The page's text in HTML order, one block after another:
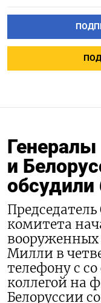
и
обсудили
комитета
Милли в
телефону с
коллегой на
Белоруссии